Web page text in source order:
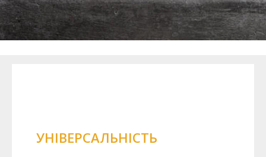
УНІВЕРСАЛЬНІСТЬ